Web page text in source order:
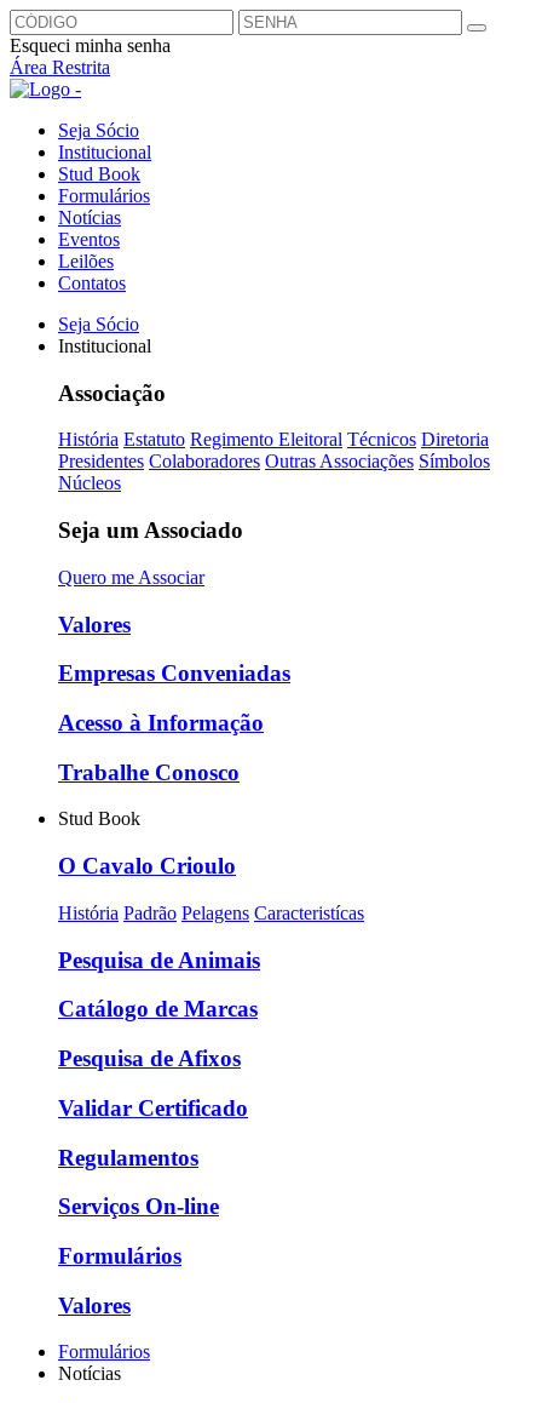
Esqueci minha senha
Área Restrita
Seja Sócio
Institucional
Stud Book
Formulários
Notícias
Eventos
Leilões
Contatos
Seja Sócio
Institucional
Associação
História Estatuto Regimento Eleitoral Técnicos Diretoria
Presidentes Colaboradores Outras Associações Símbolos
Núcleos
Seja um Associado
Quero me Associar
Valores
Empresas Conveniadas
Acesso à Informação
Trabalhe Conosco
Stud Book
O Cavalo Crioulo
História Padrão Pelagens Caracteristícas
Pesquisa de Animais
Catálogo de Marcas
Pesquisa de Afixos
Validar Certificado
Regulamentos
Serviços On-line
Formulários
Valores
Formulários
Notícias